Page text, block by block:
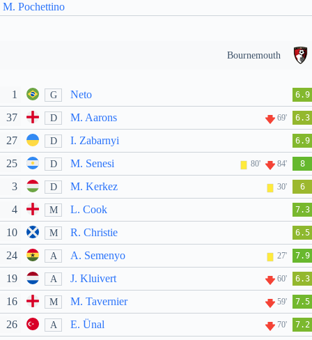
M. Pochettino
Bournemouth
1 G Neto 6.9
37 D M. Aarons 69' 6.3
27 D I. Zabarnyi 6.9
25 D M. Senesi 80' 84' 8
3 D M. Kerkez 30' 6
4 M L. Cook 7.3
10 M R. Christie 6.5
24 A A. Semenyo 27' 7.9
19 A J. Kluivert 60' 6.3
16 M M. Tavernier 59' 7.5
26 A E. Ünal 70' 7.2